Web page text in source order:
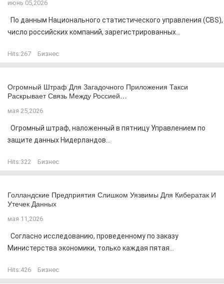
июнь 05,2026
По данным Национального статистического управления (CBS),
число российских компаний, зарегистрированных...
Hits:267 Бизнес
Огромный Штраф Для Загадочного Приложения Такси
Раскрывает Связь Между Россией…
мая 25,2026
Огромный штраф, наложенный в пятницу Управлением по
защите данных Нидерландов...
Hits:322 Бизнес
Голландские Предприятия Слишком Уязвимы Для Кибератак И
Утечек Данных
мая 11,2026
Согласно исследованию, проведенному по заказу
Министерства экономики, только каждая пятая...
Hits:426 Бизнес